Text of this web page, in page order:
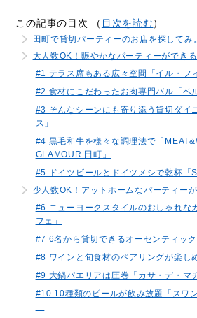
この記事の目次 （ 目次を読む）
田町で貸切パーティーのお店を探してみ
大人数OK！賑やかなパーティーができる
#1 テラス席もある広々空間「イル・フ
#2 食材にこだわったお肉専門バル「ベ
#3 そんなシーンにも寄り添う貸切ダイ
ス」
#4 黒毛和牛を様々な調理法で「
GLAMOUR 田町」
#5 ドイツビールとドイツメシで乾杯「
少人数OK！アットホームなパーティー
#6 ニューヨークスタイルのおしゃれな
フェ」
#7 6名から貸切できるオーセンティッ
#8 ワインと旬食材のペアリングが楽し
#9 大鍋パエリアは圧巻「カサ・デ・マ
#10 10種類のビールが飲み放題「スワ
」